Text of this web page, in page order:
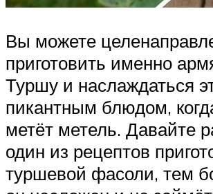
Вы можете
приготовить именно
Туршу и наслаждаться
пикантным блюдом,
метёт метель. Давайте
один из рецептов
туршевой фасоли, тем